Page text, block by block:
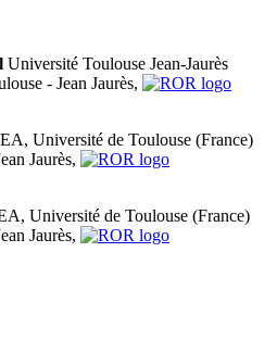
Université Toulouse Jean-Jaurès
- Jean Jaurès,
Université de Toulouse (France)
Jaurès,
Université de Toulouse (France)
Jaurès,